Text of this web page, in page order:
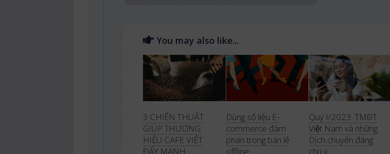
You may also like...
3 CHIẾN THUẬT
GIÚP THƯƠNG
HIỆU CAFE VIỆT
ĐẨY MẠNH
Dùng số liệu E-
commerce đàm
phán trong bán lẻ
offline
Quý I/2023: TMĐT
Việt Nam và những
Dịch chuyển đáng
chú ý